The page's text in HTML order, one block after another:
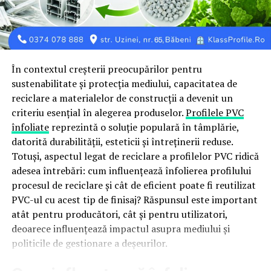
Lăpușneanu: Pomi sfârtecați, piste de biciclete cu
obstacole, moloz, praf și mizerie
NU RATATI
Vezi ce zone sunt vizate
Prin aceste acțiuni, municipiul Constanța se alătură
celorlalte orașe și instituții publice care contribuie, prin
măsuri concrete de eficientizare, la reducerea presiunii
asupra sistemului energetic național.
Facem apel și la constănțeni să utilizeze responsabil
energia electrică și să evite, pe cât posibil, consumurile
care nu sunt necesare, în special în intervalele cu cerere
ridicată. Fiecare gest contează, iar printr-un efort comun
putem contribui la folosirea eficientă a resurselor și la
menținerea echilibrului sistemului energetic.
În contextul creșterii preocupărilor pentru
sustenabilitate și protecția mediului, capacitatea de
reciclare a materialelor de construcții a devenit un
criteriu esențial în alegerea produselor.Profilele PVC
înfoliatereprezintă o soluție populară în tâmplărie,
datorită durabilității, esteticii și întreținerii reduse.
Totuși, aspectul legat de reciclare a profilelor PVC ridică
adesea întrebări: cum influențează înfolierea profilului
procesul de reciclare și cât de eficient poate fi reutilizat
PVC-ul cu acest tip de finisaj? Răspunsul este important
atât pentru producători, cât și pentru utilizatori,
deoarece influențează impactul asupra mediului și
politicile de gestionare a deșeurilor.